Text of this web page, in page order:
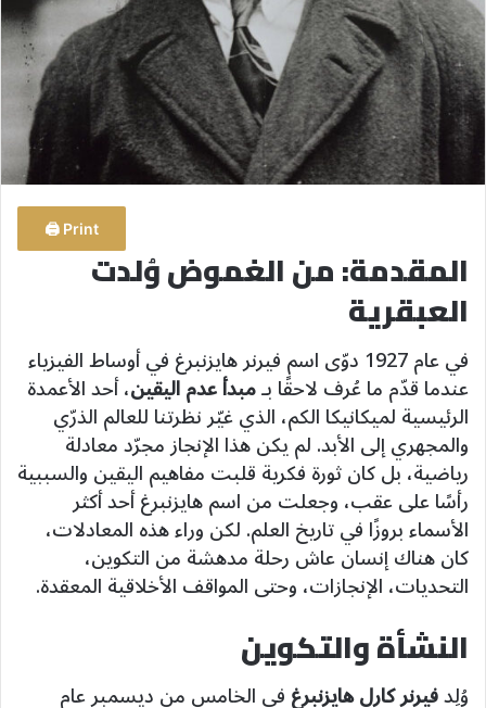
ك
ت
ر
و
ي
Print 🖨
المقدمة: من الغموض وُلدت
العبقرية
في عام 1927 دوّى اسم فيرنر هايزنبرغ في أوساط الفيزياء
عندما قدّم ما عُرف لاحقًا بـمبدأ عدم اليقين، أحد الأعمدة
الرئيسية لميكانيكا الكم، الذي غيّر نظرتنا للعالم الذرّي
والمجهري إلى الأبد. لم يكن هذا الإنجاز مجرّد معادلة
رياضية، بل كان ثورة فكرية قلبت مفاهيم اليقين والسببية
رأسًا على عقب، وجعلت من اسم هايزنبرغ أحد أكثر
الأسماء بروزًا في تاريخ العلم. لكن وراء هذه المعادلات،
كان هناك إنسان عاش رحلة مدهشة من التكوين،
التحديات، الإنجازات، وحتى المواقف الأخلاقية المعقدة.
النشأة والتكوين
وُلِدفيرنر كارل هايزنبرغفي الخامس من ديسمبر عام